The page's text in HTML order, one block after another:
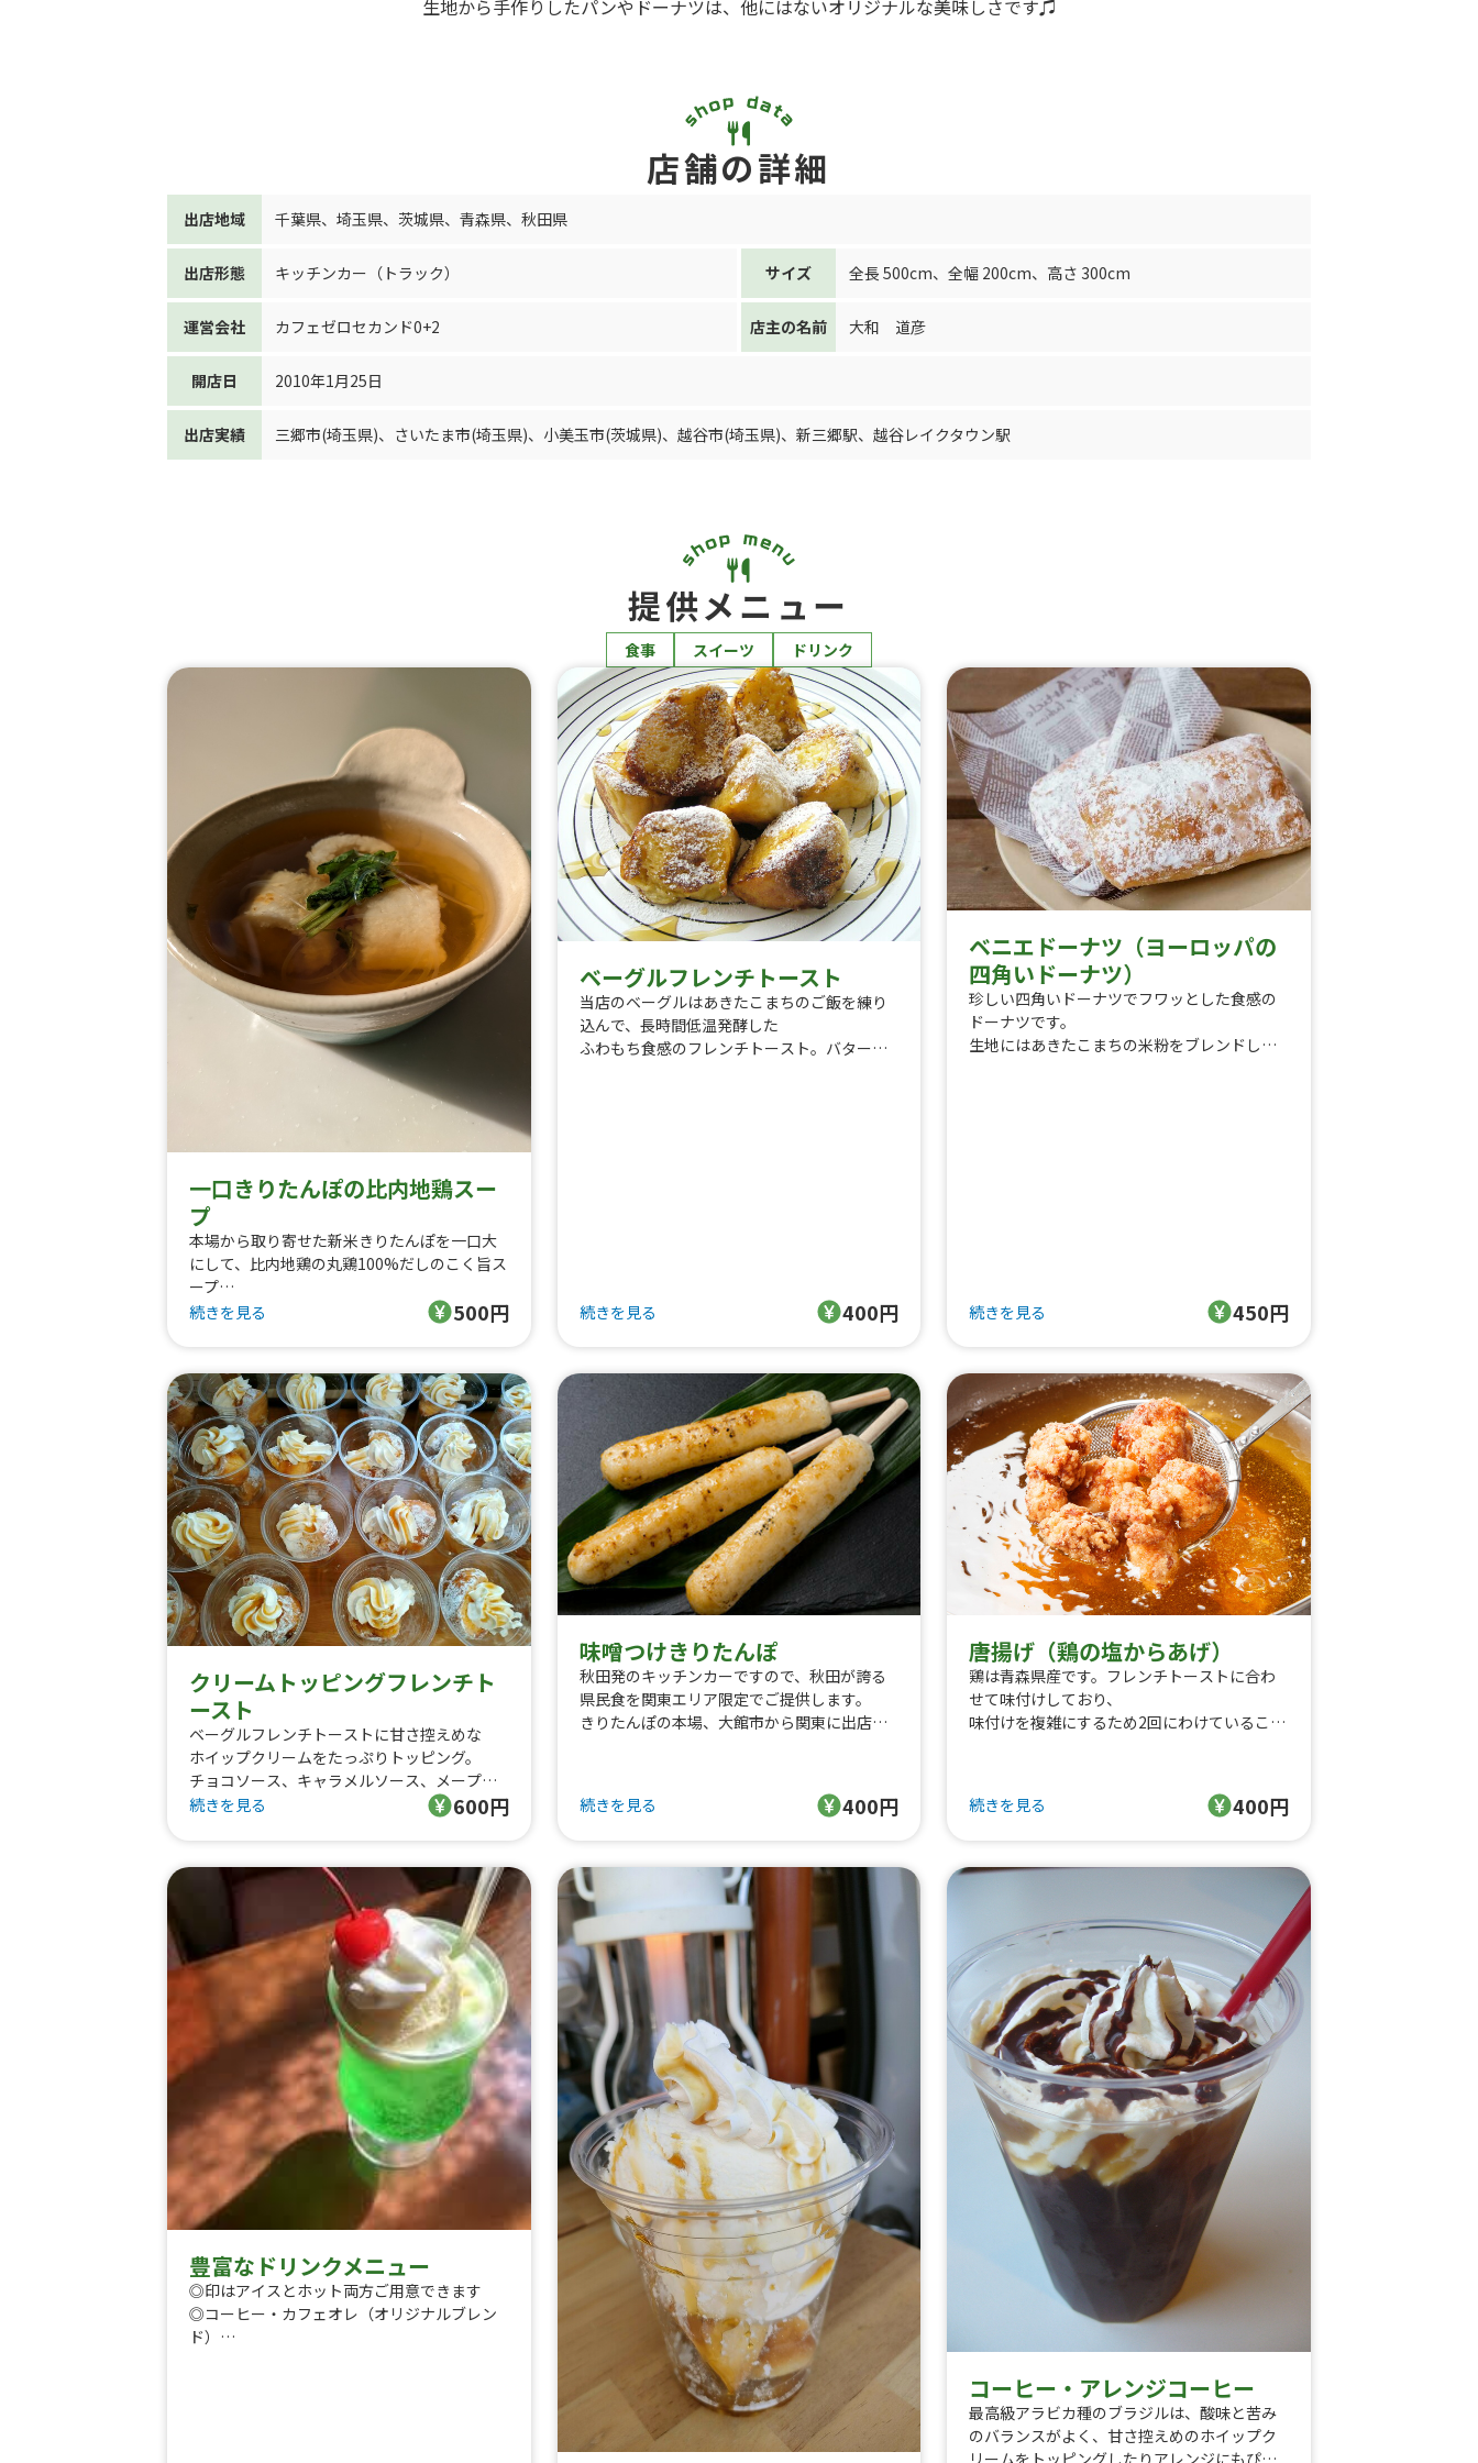
生地から手作りしたパンやドーナツは、他にはないオリジナルな美味しさです♫
店舗の詳細
出店地域 千葉県、 埼玉県、 茨城県、 青森県、 秋田県
出店形態 キッチンカー（トラック） サイズ 全長 500cm、 全幅 200cm、 高さ 300cm
運営会社 カフェゼロセカンド0+2 店主の名前 大和 道彦
開店日 2010年1月25日
出店実績 三郷市(埼玉県)、 さいたま市(埼玉県)、 小美玉市(茨城県)、 越谷市(埼玉県)、 新三郷駅、 越谷レイクタウン駅
提供メニュー
食事 スイーツ ドリンク
一口きりたんぽの比内地鶏スー
プ
本場から取り寄せた新米きりたんぽを一口大
にして、比内地鶏の丸鶏100%だしのこく旨ス
ープ
に入れたオリジナルスープです。
続きを見る 500円
ベーグルフレンチトースト
当店のベーグルはあきたこまちのご飯を練り
込んで、長時間低温発酵した
ふわもち食感のフレンチトースト。バターた
続きを見る 400円
ベニエドーナツ（ヨーロッパの
四角いドーナツ）
珍しい四角いドーナツでフワッとした食感の
ドーナツです。
生地にはあきたこまちの米粉をブレンドし
続きを見る 450円
クリームトッピングフレンチト
ースト
ベーグルフレンチトーストに甘さ控えめな
ホイップクリームをたっぷりトッピング。
チョコソース、キャラメルソース、メープル
シロップ
企業様の買取でも引き合いの多いメニューで
続きを見る 600円
味噌つけきりたんぽ
秋田発のキッチンカーですので、秋田が誇る
県民食を関東エリア限定でご提供します。
きりたんぽの本場、大館市から関東に出店し
取り寄せた本格派。レアなみちのくのワンハ
続きを見る 400円
唐揚げ（鶏の塩からあげ）
鶏は青森県産です。フレンチトーストに合わ
せて味付けしており、
味付けを複雑にするため2回にわけているこだ
人気のメニューです。
続きを見る 400円
豊富なドリンクメニュー
◎印はアイスとホット両方ご用意できます
◎コーヒー・カフェオレ（オリジナルブレン
ド）
コーヒー・アレンジコーヒー
最高級アラビカ種のブラジルは、酸味と苦み
のバランスがよく、甘さ控えめのホイップク
リームをトッピングしたりアレンジにもぴっ